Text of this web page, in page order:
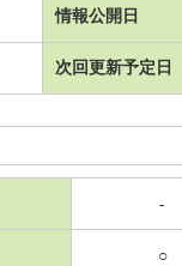
情報公開日
次回更新予定日
-
○